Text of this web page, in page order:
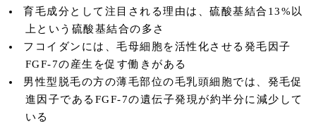
育毛成分として注目される理由は、硫酸基結合13%以
上という硫酸基結合の多さ
フコイダンには、毛母細胞を活性化させる発毛因子
FGF-7の産生を促す働きがある
男性型脱毛の方の薄毛部位の毛乳頭細胞では、発毛促
進因子であるFGF-7の遺伝子発現が約半分に減少して
いる